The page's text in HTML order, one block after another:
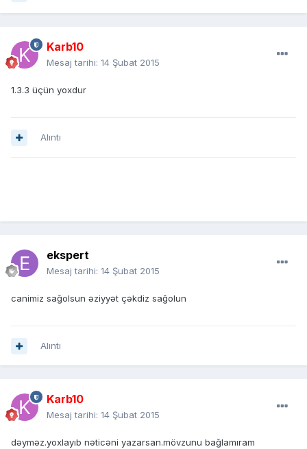
Karb10
Mesaj tarihi: 14 Şubat 2015
1.3.3 üçün yoxdur
Alıntı
ekspert
Mesaj tarihi: 14 Şubat 2015
canimiz sağolsun əziyyət çəkdiz sağolun
Alıntı
Karb10
Mesaj tarihi: 14 Şubat 2015
dəyməz.yoxlayıb nəticəni yazarsan.mövzunu bağlamıram